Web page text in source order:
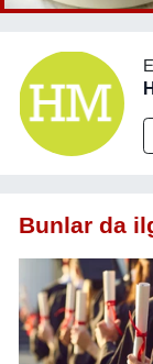
Bunlar da